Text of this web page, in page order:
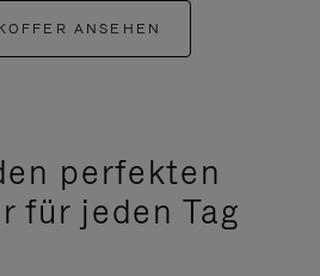
ANSEHEN
perfekten
für jeden Tag